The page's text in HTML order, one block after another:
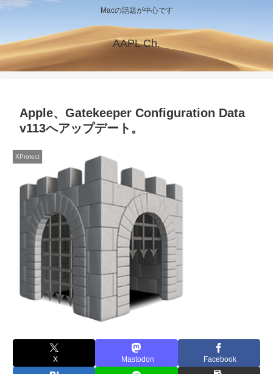
Macの話題が中心です
AAPL Ch.
Apple、Gatekeeper Configuration Data
v113へアップデート。
XProtect
X Mastodon Facebook